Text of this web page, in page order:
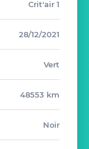
Crit'air 1
28/12/2021
Vert
48553 km
Noir